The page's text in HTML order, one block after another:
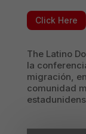
Click Here
The Latino
la
migración,
comunidad